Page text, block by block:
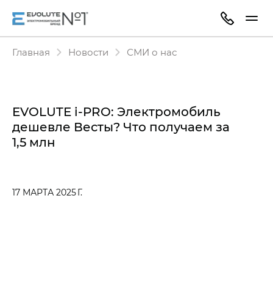
Главная Новости СМИ о нас
EVOLUTE i‑PRO: Электромобиль
дешевле Весты? Что получаем за
1,5 млн
17 МАРТА 2025 Г.